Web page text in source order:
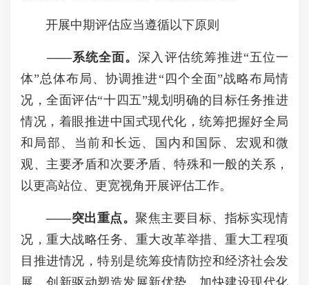
开展中期评估应当遵循以下原则
——系统全面。深入评估统筹推进“五位一
体”总体布局、协调推进“四个全面”战略布局情
况，全面评估“十四五”规划明确的目标任务推进
情况，着眼推进中国式现代化，统筹把握好全局
和局部、当前和长远、国内和国际、宏观和微
观、主要矛盾和次要矛盾、特殊和一般的关系，
以更高站位、更宽视角开展评估工作。
——突出重点。聚焦主要目标、指标实现情
况，重大战略任务、重大改革举措、重大工程项
目推进情况，特别是统筹疫情防控和经济社会发
展、创新驱动塑造发展新优势、加快建设现代化